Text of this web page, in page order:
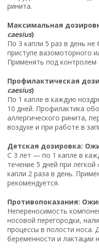
ринита.
Максимальная
caesius)
По 3 капли 5 раз в день
приступе вазомоторного
Применять под контролем
Профилактическая
caesius)
По 1 капле в каждую
10 дней. Профилактика
аллергического ринита,
воздухе и при работе в
Детская дозировка:
С 3 лет — по 1 капле в
течение 5 дней при
капли 2 раза в день.
рекомендуется.
Противопоказания:
Непереносимость
носовой перегородки,
процессы в полости носа.
беременности и лактации